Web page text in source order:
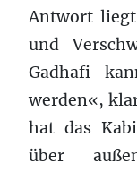
Antwort
und
Gadhafi
werden«,
hat das
über